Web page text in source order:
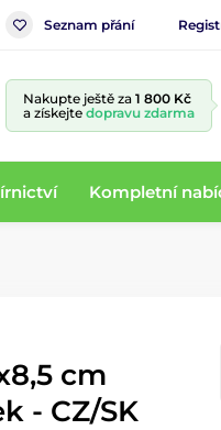
Seznam přání
Nakupte ještě za 1 800 Kč
a získejte dopravu zdarma
Kompletní
cm
- CZ/SK